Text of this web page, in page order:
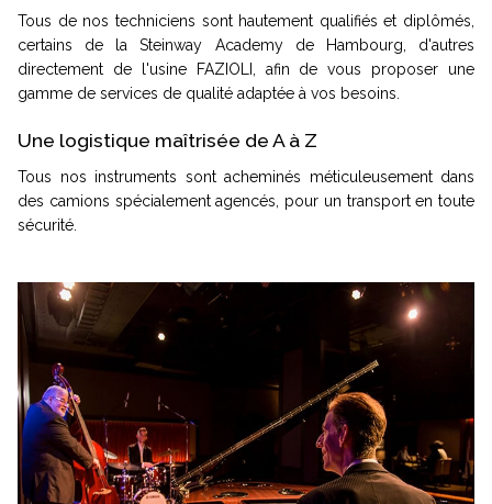
Tous de nos techniciens sont hautement qualifiés et diplômés,
certains de la Steinway Academy de Hambourg, d'autres
directement de l'usine FAZIOLI, afin de vous proposer une
gamme de services de qualité adaptée à vos besoins.
Une logistique maîtrisée de A à Z
Tous nos instruments sont acheminés méticuleusement dans
des camions spécialement agencés, pour un transport en toute
sécurité.